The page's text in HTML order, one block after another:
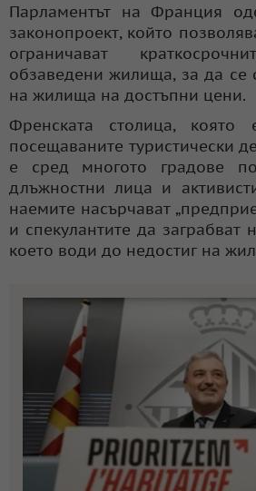
Парламентът на Франция
законопроект, който
ограничават
обзаведени жилища, за да се
на жилища на достъпни цени.
Френската столица,
посещаваните туристически
е сред многото градове
длъжностни лица и
наемите насърчават
и спекулантите да
което води до недостиг на